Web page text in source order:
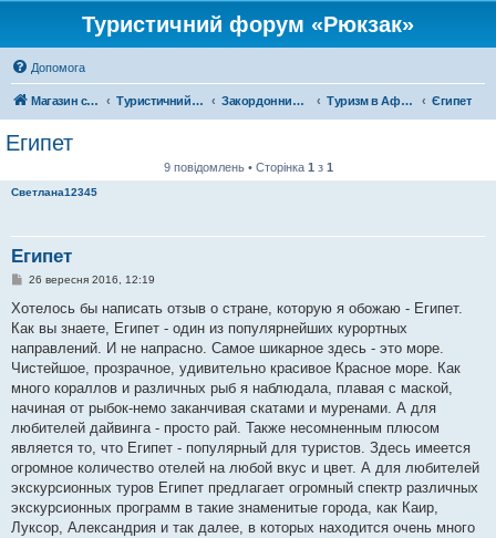
Туристичний форум «Рюкзак»
Допомога
Магазин спорядження Туристичний форум «Рюкзак» Закордонний туризм Туризм в Африці Єгипет
Египет
9 повідомлень • Сторінка 1 з 1
Светлана12345
Египет
П
в
д
о
л
е
н
я
26 вересня 2016, 12:19
Хотелось бы написать отзыв о стране, которую я обожаю - Египет.
Как вы знаете, Египет - один из популярнейших курортных
направлений. И не напрасно. Самое шикарное здесь - это море.
Чистейшое, прозрачное, удивительно красивое Красное море. Как
много кораллов и различных рыб я наблюдала, плавая с маской,
начиная от рыбок-немо заканчивая скатами и муренами. А для
любителей дайвинга - просто рай. Также несомненным плюсом
является то, что Египет - популярный для туристов. Здесь имеется
огромное количество отелей на любой вкус и цвет. А для любителей
экскурсионных туров Египет предлагает огромный спектр различных
экскурсионных программ в такие знаменитые города, как Каир,
Луксор, Александрия и так далее, в которых находится очень много